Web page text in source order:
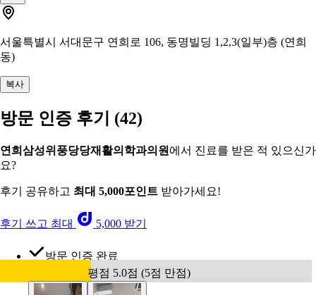
서울특별시 서대문구 연희로 106, 동명빌딩 1,2,3(일부)층 (연희
동)
복사
방문 인증 후기 (42)
연희삼성위풍당당재활의학과의원 에서 진료를 받은 적 있으신가
요?
후기 공유하고 최대 5,000포인트 받아가세요!
후기 쓰고 최대 5,000 받기
방문 인증 완료
평점 5.0점 (5점 만점)